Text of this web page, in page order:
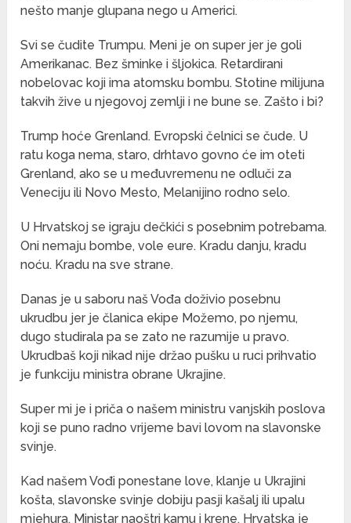
nešto manje glupana nego u Americi.
Svi se čudite Trumpu. Meni je on super jer je goli
Amerikanac. Bez šminke i šljokica. Retardirani
nobelovac koji ima atomsku bombu. Stotine milijuna
takvih žive u njegovoj zemlji i ne bune se. Zašto i bi?
Trump hoće Grenland. Evropski čelnici se čude. U
ratu koga nema, staro, drhtavo govno će im oteti
Grenland, ako se u međuvremenu ne odluči za
Veneciju ili Novo Mesto, Melanijino rodno selo.
U Hrvatskoj se igraju dečkići s posebnim potrebama.
Oni nemaju bombe, vole eure. Kradu danju, kradu
noću. Kradu na sve strane.
Danas je u saboru naš Vođa doživio posebnu
ukrudbu jer je članica ekipe Možemo, po njemu,
dugo studirala pa se zato ne razumije u pravo.
Ukrudbaš koji nikad nije držao pušku u ruci prihvatio
je funkciju ministra obrane Ukrajine.
Super mi je i priča o našem ministru vanjskih poslova
koji se puno radno vrijeme bavi lovom na slavonske
svinje.
Kad našem Vođi ponestane love, klanje u Ukrajini
košta, slavonske svinje dobiju pasji kašalj ili upalu
mjehura. Ministar naoštri kamu i krene. Hrvatska je